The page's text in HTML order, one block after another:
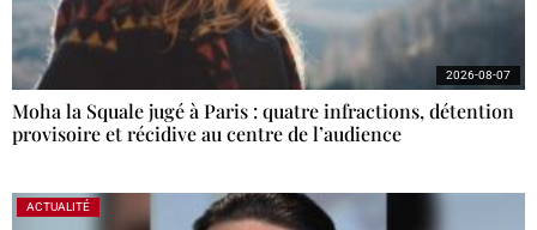
Moha la Squale jugé à Paris : quatre infractions, détention
provisoire et récidive au centre de l’audience
2026-08-07
ACTUALITÉ